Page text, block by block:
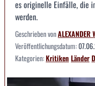
es originelle Einfälle, die
werden.
Geschrieben vonALEXANDER
Veröffentlichungsdatum:
Kategorien:KritikenLänder